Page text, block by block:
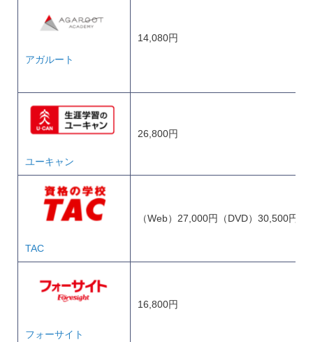
アガルート
14,080円
ユーキャン
26,800円
TAC
（Web）27,000円（DVD）30,500円
フォーサイト
16,800円